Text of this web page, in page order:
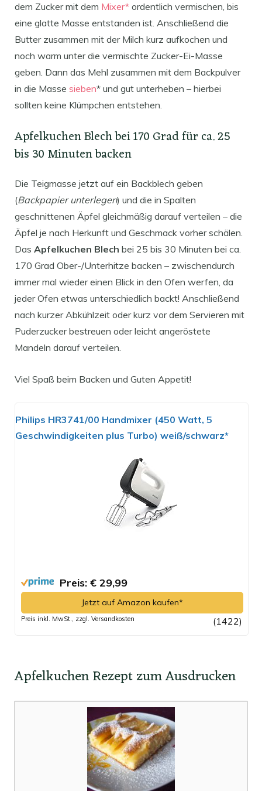
dem Zucker mit dem Mixer* ordentlich vermischen, bis
eine glatte Masse entstanden ist. Anschließend die
Butter zusammen mit der Milch kurz aufkochen und
noch warm unter die vermischte Zucker-Ei-Masse
geben. Dann das Mehl zusammen mit dem Backpulver
in die Masse sieben* und gut unterheben – hierbei
sollten keine Klümpchen entstehen.
Apfelkuchen Blech bei 170 Grad für ca. 25
bis 30 Minuten backen
Die Teigmasse jetzt auf ein Backblech geben
(Backpapier unterlegen) und die in Spalten
geschnittenen Äpfel gleichmäßig darauf verteilen – die
Äpfel je nach Herkunft und Geschmack vorher schälen.
Das Apfelkuchen Blech bei 25 bis 30 Minuten bei ca.
170 Grad Ober-/Unterhitze backen – zwischendurch
immer mal wieder einen Blick in den Ofen werfen, da
jeder Ofen etwas unterschiedlich backt! Anschließend
nach kurzer Abkühlzeit oder kurz vor dem Servieren mit
Puderzucker bestreuen oder leicht angeröstete
Mandeln darauf verteilen.
Viel Spaß beim Backen und Guten Appetit!
Philips HR3741/00 Handmixer (450 Watt, 5
Geschwindigkeiten plus Turbo) weiß/schwarz*
Preis: € 29,99
Jetzt auf Amazon kaufen*
Preis inkl. MwSt., zzgl. Versandkosten (1422)
Apfelkuchen Rezept zum Ausdrucken